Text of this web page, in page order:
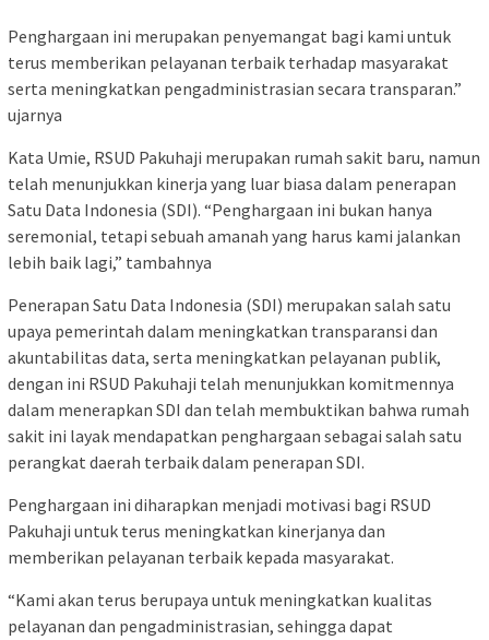
Penghargaan ini merupakan penyemangat bagi kami untuk
terus memberikan pelayanan terbaik terhadap masyarakat
serta meningkatkan pengadministrasian secara transparan.”
ujarnya
Kata Umie, RSUD Pakuhaji merupakan rumah sakit baru, namun
telah menunjukkan kinerja yang luar biasa dalam penerapan
Satu Data Indonesia (SDI). “Penghargaan ini bukan hanya
seremonial, tetapi sebuah amanah yang harus kami jalankan
lebih baik lagi,” tambahnya
Penerapan Satu Data Indonesia (SDI) merupakan salah satu
upaya pemerintah dalam meningkatkan transparansi dan
akuntabilitas data, serta meningkatkan pelayanan publik,
dengan ini RSUD Pakuhaji telah menunjukkan komitmennya
dalam menerapkan SDI dan telah membuktikan bahwa rumah
sakit ini layak mendapatkan penghargaan sebagai salah satu
perangkat daerah terbaik dalam penerapan SDI.
Penghargaan ini diharapkan menjadi motivasi bagi RSUD
Pakuhaji untuk terus meningkatkan kinerjanya dan
memberikan pelayanan terbaik kepada masyarakat.
“Kami akan terus berupaya untuk meningkatkan kualitas
pelayanan dan pengadministrasian, sehingga dapat